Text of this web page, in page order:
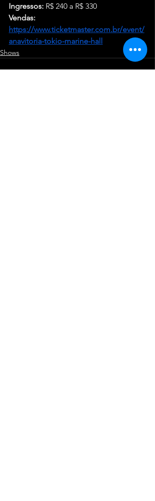
Ingressos: R$ 240 a R$ 330
Vendas:
https://www.ticketmaster.com.br/event/
anavitoria-tokio-marine-hall
Shows